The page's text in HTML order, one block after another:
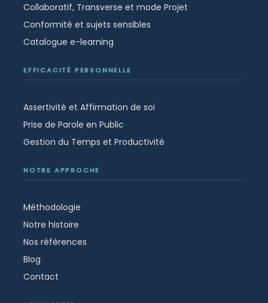
Collaboratif, Transverse et mode Projet
Conformité et sujets sensibles
Catalogue e-learning
EFFICACITÉ PERSONNELLE
Assertivité et Affirmation de soi
Prise de Parole en Public
Gestion du Temps et Productivité
NOTRE APPROCHE
Méthodologie
Notre histoire
Nos références
Blog
Contact